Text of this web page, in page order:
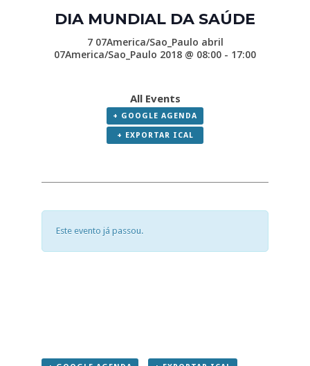
DIA MUNDIAL DA SAÚDE
7 07America/Sao_Paulo abril
07America/Sao_Paulo 2018 @ 08:00 - 17:00
All Events
+ GOOGLE AGENDA
+ EXPORTAR ICAL
Este evento já passou.